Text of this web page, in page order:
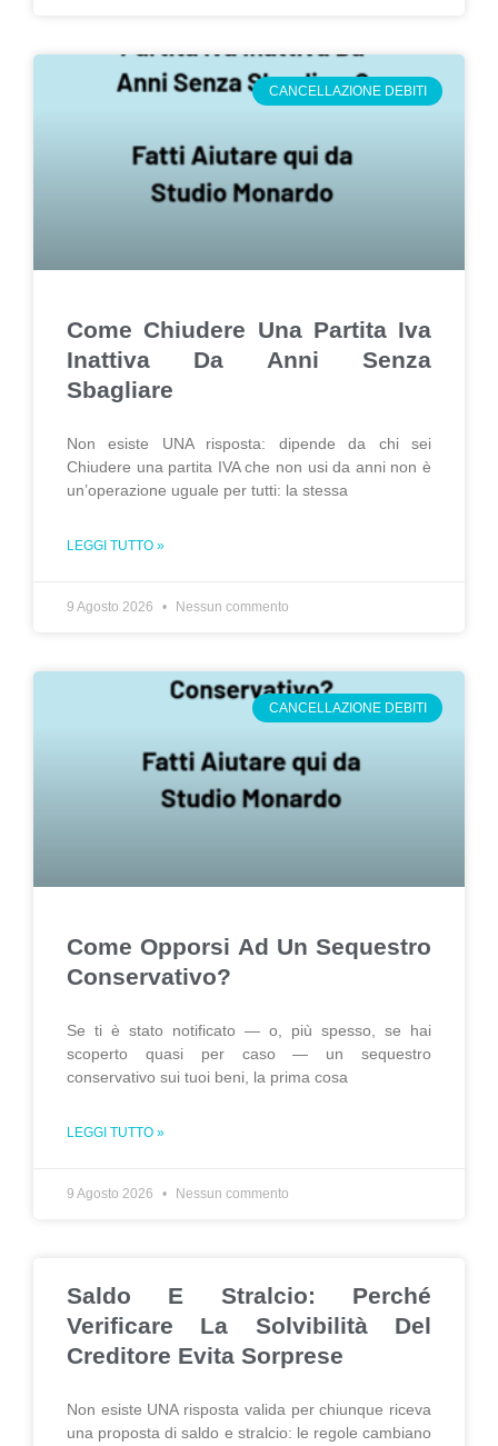
CANCELLAZIONE DEBITI
Come Chiudere Una Partita Iva
Inattiva Da Anni Senza
Sbagliare
Non esiste UNA risposta: dipende da chi sei
Chiudere una partita IVA che non usi da anni non è
un’operazione uguale per tutti: la stessa
LEGGI TUTTO »
9 Agosto 2026 Nessun commento
CANCELLAZIONE DEBITI
Come Opporsi Ad Un Sequestro
Conservativo?
Se ti è stato notificato — o, più spesso, se hai
scoperto quasi per caso — un sequestro
conservativo sui tuoi beni, la prima cosa
LEGGI TUTTO »
9 Agosto 2026 Nessun commento
Saldo E Stralcio: Perché
Verificare La Solvibilità Del
Creditore Evita Sorprese
Non esiste UNA risposta valida per chiunque riceva
una proposta di saldo e stralcio: le regole cambiano